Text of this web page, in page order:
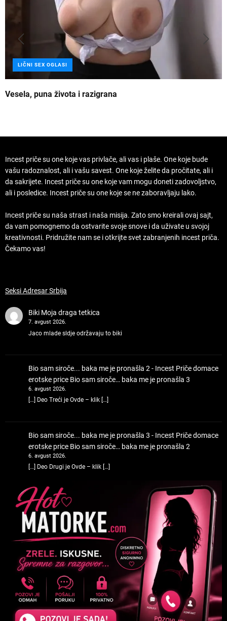
LIČNI SEX OGLASI
Vesela, puna života i razigrana
Incest priče su one koje vas privlače, ali vas i plaše. One koje bude
vašu radoznalost, ali i vašu savest. One koje želite da pročitate, ali i
da sakrijete. Incest priče su one koje vam mogu doneti zadovoljstvo,
ali i posledice. Incest priče su one koje se ne zaboravljaju lako.
Incest priče su naša strast i naša misija. Zato smo kreirali ovaj sajt,
da vam pomognemo da ostvarite svoje snove i da uživate u svojoj
kreativnosti. Pridružite nam se i otkrijte svet zabranjenih incest priča.
Čekamo vas!
Seksi Adresar Srbija
Biki Moja draga tetkica
7. avgust 2026.
Jaco mlade sldje održavaju to biki
Bio sam siroče... baka me je pronašla 2 - Incest Priče domace
erotske price Bio sam siroče… baka me je pronašla 3
6. avgust 2026.
[…] Deo Treći je Ovde – klik […]
Bio sam siroče... baka me je pronašla 3 - Incest Priče domace
erotske price Bio sam siroče… baka me je pronašla 2
6. avgust 2026.
[…] Deo Drugi je Ovde – klik […]